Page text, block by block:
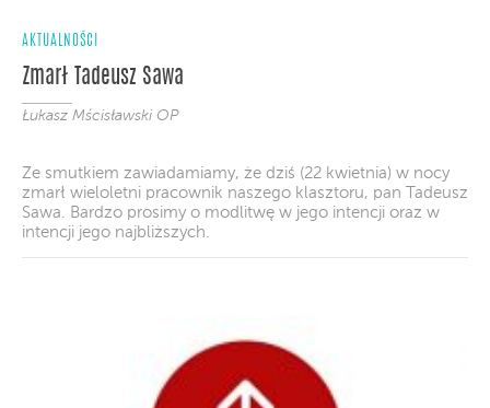
AKTUALNOŚCI
Zmarł Tadeusz Sawa
Łukasz Mścisławski OP
Ze smutkiem zawiadamiamy, że dziś (22 kwietnia) w nocy
zmarł wieloletni pracownik naszego klasztoru, pan Tadeusz
Sawa. Bardzo prosimy o modlitwę w jego intencji oraz w
intencji jego najbliższych.